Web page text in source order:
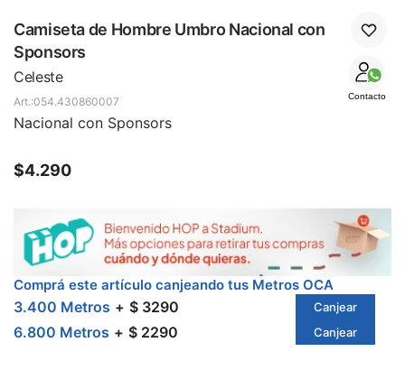
Camiseta de Hombre Umbro Nacional con
Sponsors
Celeste
Contacto
054.430860007
Nacional con Sponsors
$4.290
Comprá este artículo canjeando tus Metros OCA
3.400 Metros $ 3290 Canjear
6.800 Metros $ 2290 Canjear